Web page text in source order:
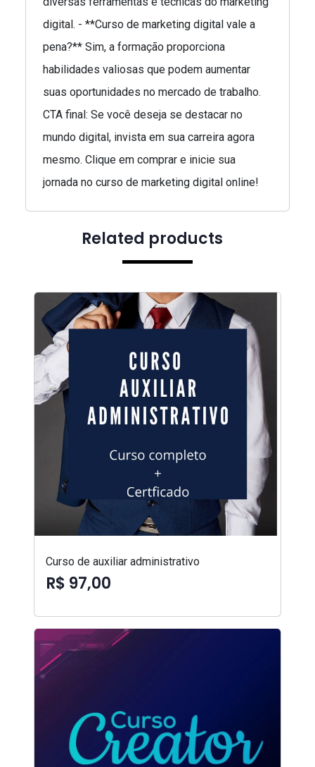
digital. - **Curso de marketing digital vale a
pena?** Sim, a formação proporciona
habilidades valiosas que podem aumentar
suas oportunidades no mercado de trabalho.
CTA final: Se você deseja se destacar no
mundo digital, invista em sua carreira agora
mesmo. Clique em comprar e inicie sua
jornada no curso de marketing digital online!
Related products
Curso de auxiliar administrativo
R$ 97,00